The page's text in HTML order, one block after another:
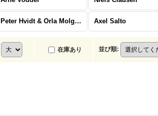
Peter Hvidt & Orla Molgaard Nielsen Axel Salto
在庫あり 並び順: